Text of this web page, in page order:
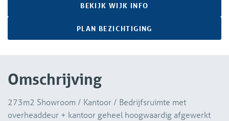
BEKIJK WIJK INFO
PLAN BEZICHTIGING
Omschrijving
273m2 Showroom / Kantoor / Bedrijfsruimte met
overheaddeur + kantoor geheel hoogwaardig afgewerkt